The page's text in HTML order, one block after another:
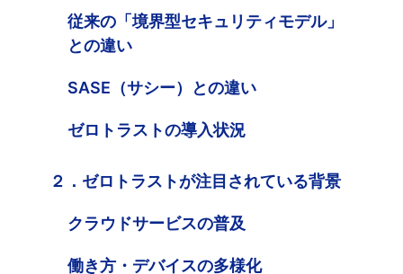
従来の「境界型セキュリティモデル」
との違い
SASE（サシー）との違い
ゼロトラストの導入状況
２．ゼロトラストが注目されている背景
クラウドサービスの普及
働き方・デバイスの多様化